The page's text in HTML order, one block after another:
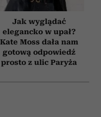
Jak wyglądać
elegancko w upał?
Kate Moss dała nam
gotową odpowiedź
prosto z ulic Paryża